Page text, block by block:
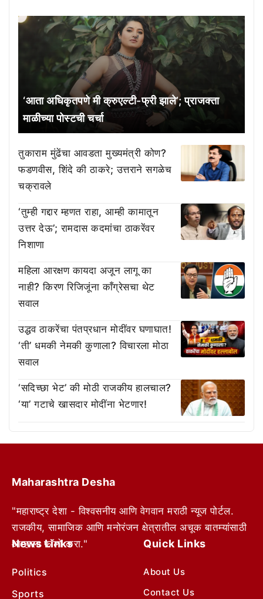
‘आता अधिकृतपणे मी क्रुएल्टी-फ्री झाले’; प्राजक्ता
माळीच्या पोस्टची चर्चा
तुकाराम मुंढेंचा आवडता मुख्यमंत्री कोण?
फडणवीस, शिंदे की ठाकरे; उत्तराने सगळेच
चक्रावले
‘तुम्ही गद्दार म्हणत राहा, आम्ही कामातून
उत्तर देऊ’; रामदास कदमांचा ठाकरेंवर
निशाणा
महिला आरक्षण कायदा अजून लागू का
नाही? किरण रिजिजूंना काँग्रेसचा थेट
सवाल
उद्धव ठाकरेंचा पंतप्रधान मोदींवर घणाघात!
‘ती’ धमकी नेमकी कुणाला? विचारला मोठा
सवाल
‘सदिच्छा भेट’ की मोठी राजकीय हालचाल?
‘या’ गटाचे खासदार मोदींना भेटणार!
Maharashtra Desha
"महाराष्ट्र देशा - विश्वसनीय आणि वेगवान मराठी न्यूज पोर्टल.
राजकीय, सामाजिक आणि मनोरंजन क्षेत्रातील अचूक बातम्यांसाठी
आम्हाला फॉलो करा."
News Links
Politics
Sports
Quick Links
About Us
Contact Us